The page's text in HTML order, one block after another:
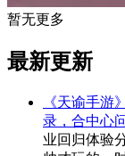
暂无更多
最新更新
《天谕手游
录，合中心
业回归体验